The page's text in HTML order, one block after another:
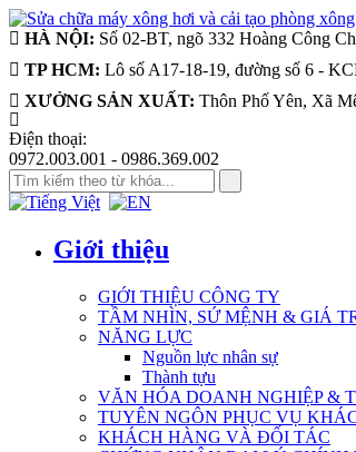
HÀ NỘI: Số 02-BT, ngõ 332 Hoàng Công
TP HCM: Lô số A17-18-19, đường số 6 -
XƯỞNG SẢN XUẤT: Thôn Phố Yên, Xã
Điện thoại:
0972.003.001 - 0986.369.002
Giới thiệu
GIỚI THIỆU CÔNG TY
TẦM NHÌN, SỨ MỆNH & GIÁ
NĂNG LỰC
Nguồn lực nhân sự
Thành tựu
VĂN HÓA DOANH NGHIỆP &
TUYÊN NGÔN PHỤC VỤ
KHÁCH HÀNG VÀ ĐỐI TÁC